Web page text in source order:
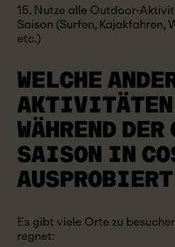
15. Nutze alle Outdoor-
Saison (Surfen, Kajakfahren,
etc.)
WELCHE
AKTIVITÄTEN
WÄHREND DER
SAISON IN
AUSPROBIERT
Es gibt viele Orte zu
regnet: